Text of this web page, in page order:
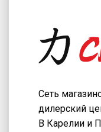
Сеть
дилерский
В Карелии и